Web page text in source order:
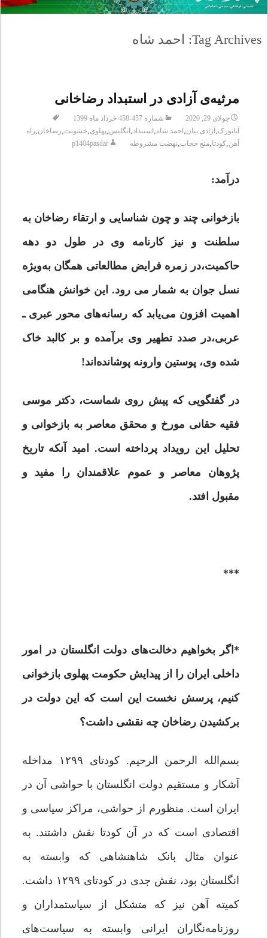
Tag Archives: احمد شاه
مرثیه‌ی آزادی در استبداد رضاخانی
جولای 29, 2020
شماره 457-458 خرداد ماه 1399
آتاتورک, آزادی بیان, احمد شاه, استبداد, انگلیس,پهلوی,خشونت,رضاخان,زاه
آهن,کودتا,منع حجاب,نهضت مشروطه p1404pasdar
درآمد:
بازخوانی چند و چون شناسایی و ارتقاء رضاخان به
سلطنت و نیز کارنامه وی در طول دو دهه
حاکمیت،در زمره فرایض مطالعاتی همگان به‌ویژه
نسل جوان به شمار می رود. این خوانش هنگامی
اهمیت افزون می‌یابد که رسانه‌های محور عبری ـ
عربی،در صدد تطهیر وی برآمده‌ و بر کالبد خاک
شده وی، پوستین وارونه پوشانده‌اند!
در گفتگویی که پیش روی شماست، دکتر موسی
فقیه حقانی مورخ و محقق معاصر به بازخوانی و
تحلیل این رویداد پرداخته است. امید آنکه تاریخ
پژوهان معاصر و عموم علاقمندان را مفید و
مقبول افتد.
***
* اگر بخواهیم دخالت‌های دولت انگلستان در امور
داخلی ایران را از پیدایش حکومت پهلوی بازخوانی
کنیم، پرسش نخست این است که این دولت در
برکشیدن رضاخان چه نقشی داشت؟
بسم‌الله الرحمن الرحیم. کودتای ۱۲۹۹ مداخله
آشکار و مستقیم دولت انگلستان با حواشی آن در
ایران است. منظورم از حواشی، مراکز سیاسی و
اقتصادی است که در آن کودتا نقش داشتند. به
عنوان مثال بانک شاهنشاهی که وابسته به
انگلستان بود، نقش جدی در کودتای ۱۲۹۹ داشت.
کمیته آهن نیز که متشکل از سیاستمداران و
روزنامه‌نگاران ایرانی وابسته به سیاست‌های